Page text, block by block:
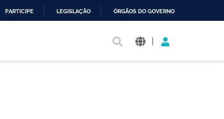
PARTICIPE LEGISLAÇÃO ÓRGÃOS DO GOVERNO
|